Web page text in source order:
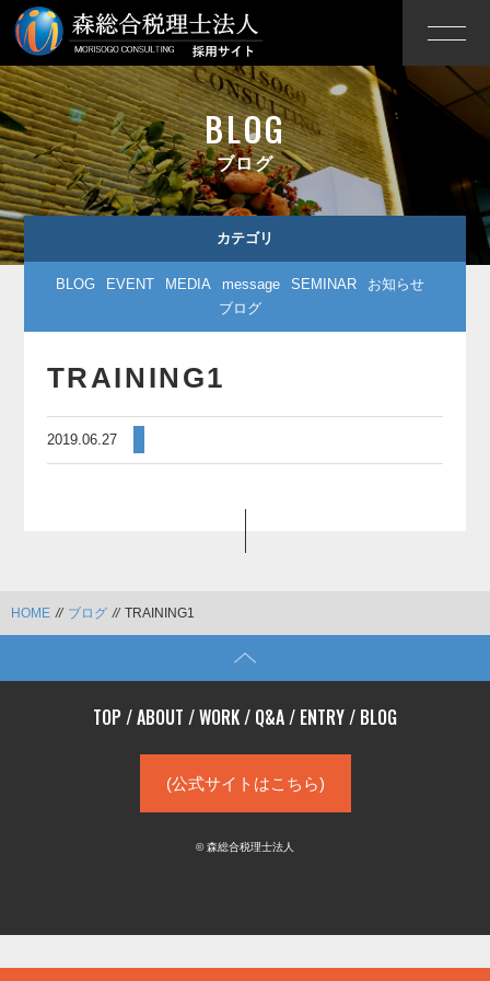
BLOG
ブログ
カテゴリ
BLOG EVENT MEDIA message SEMINAR
お知らせ
ブログ
TRAINING1
2019.06.27
HOME // ブログ // TRAINING1
TOP /ABOUT /WORK / Q&A / ENTRY / BLOG
(公式サイトはこちら)
© 森総合税理士法人